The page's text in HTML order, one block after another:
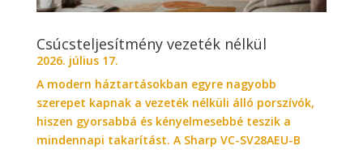
Csúcsteljesítmény vezeték nélkül
2026. július 17.
A modern háztartásokban egyre nagyobb
szerepet kapnak a vezeték nélküli álló porszívók,
hiszen gyorsabbá és kényelmesebbé teszik a
mindennapi takarítást. A Sharp VC-SV28AEU-B